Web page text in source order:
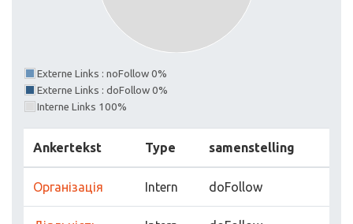
Externe Links : noFollow 0%
Externe Links : doFollow 0%
Interne Links 100%
Ankertekst Type samenstelling
Організація Intern doFollow